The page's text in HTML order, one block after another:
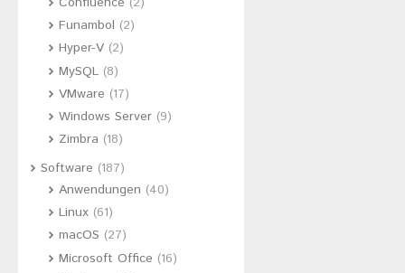
Funambol (2)
Hyper-V(2)
MySQL(8)
VMware (17)
Windows Server(9)
Zimbra (18)
Software (187)
Anwendungen (40)
Linux(61)
macOS (27)
Microsoft Office (16)